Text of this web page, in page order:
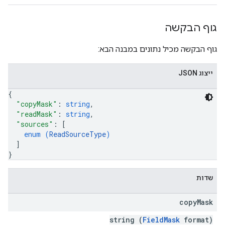
גוף הבקשה
גוף הבקשה מכיל נתונים במבנה הבא:
ייצוג JSON
{
"copyMask" : string,
"readMask" : string,
"sources" :
[
enum (ReadSourceType)
]
}
שדות
copyMask
string (FieldMask format)